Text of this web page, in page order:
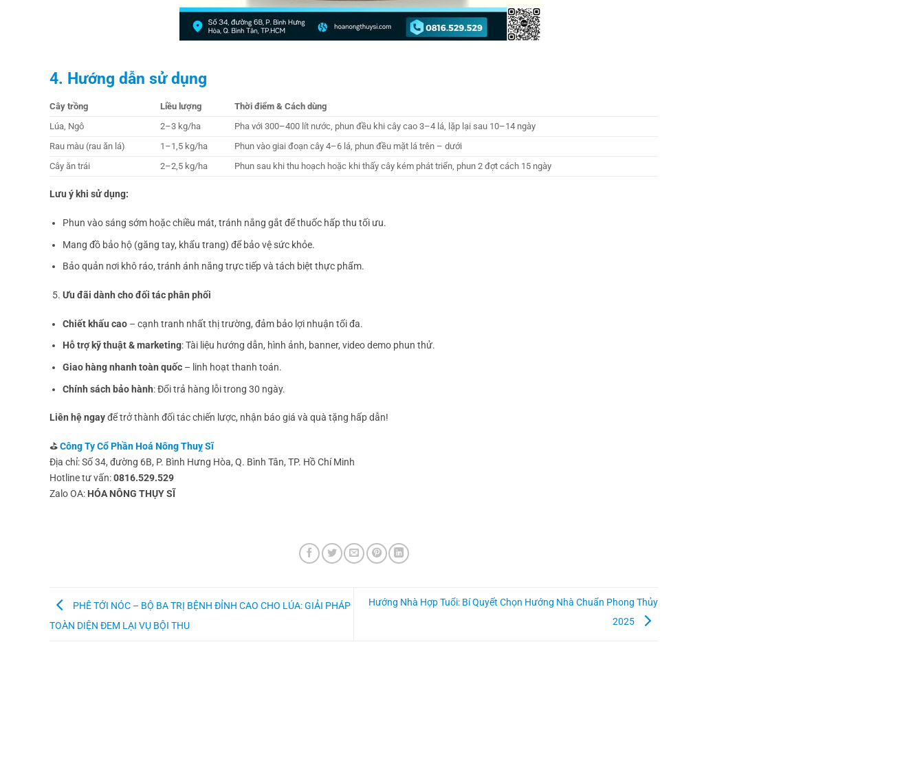
4. Hướng dẫn sử dụng
Cây trồng Liều lượng
Thời điểm & Cách dùng
Lúa, Ngô
2–3 kg/ha
Pha với 300–400 lít nước, phun đều khi cây cao 3–4 lá, lặp lại sau 10–14 ngày
Rau màu (rau ăn lá)
1–1,5 kg/ha
Phun vào giai đoạn cây 4–6 lá, phun đều mặt lá trên – dưới
Cây ăn trái
2–2,5 kg/ha Phun sau khi thu hoạch hoặc khi thấy cây kém phát triển, phun 2 đợt cách 15 ngày
Lưu ý khi sử dụng:
Phun vào sáng sớm hoặc chiều mát, tránh nắng gắt để thuốc hấp thu tối ưu.
Mang đồ bảo hộ (găng tay, khẩu trang) để bảo vệ sức khỏe.
Bảo quản nơi khô ráo, tránh ánh nắng trực tiếp và tách biệt thực phẩm.
Ưu đãi dành cho đối tác phân phối
Chiết khấu cao– cạnh tranh nhất thị trường, đảm bảo lợi nhuận tối đa.
Hỗ trợ kỹ thuật & marketing: Tài liệu hướng dẫn, hình ảnh, banner, video demo phun thử.
Giao hàng nhanh toàn quốc– linh hoạt thanh toán.
Chính sách bảo hành: Đổi trả hàng lỗi trong 30 ngày.
Liên hệ ngayđể trở thành đối tác chiến lược, nhận báo giá và quà tặng hấp dẫn!
⛳Công Ty Cổ Phần Hoá Nông Thuỵ Sĩ
Địa chỉ: Số 34, đường 6B, P. Bình Hưng Hòa, Q. Bình Tân, TP. Hồ Chí Minh
Hotline tư vấn:0816.529.529
Zalo OA: HÓA NÔNG THỤY SĨ
PHÊ TỚI NÓC – BỘ BA TRỊ BỆNH ĐỈNH CAO CHO LÚA: GIẢI PHÁP
TOÀN DIỆN ĐEM LẠI VỤ BỘI THU
Hướng Nhà Hợp Tuổi: Bí Quyết Chọn Hướng Nhà Chuẩn Phong Thủy
2025